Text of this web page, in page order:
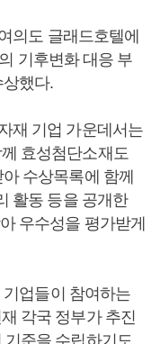
의도 글래드호텔에
기후변화 대응 부
상했다.
재 기업 가운데서는
효성첨단소재도
수상목록에 함께
활동 등을 공개한
우수성을 평가받게
업들이 참여하는
각국 정부가 추진